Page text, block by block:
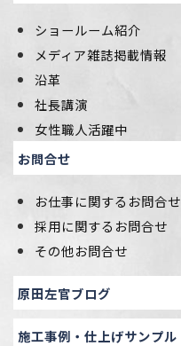
ショールーム紹介
メディア雑誌掲載情報
沿革
社長講演
女性職人活躍中
お問合せ
お仕事に関するお問合せ
採用に関するお問合せ
その他お問合せ
原田左官ブログ
施工事例・仕上げサンプル